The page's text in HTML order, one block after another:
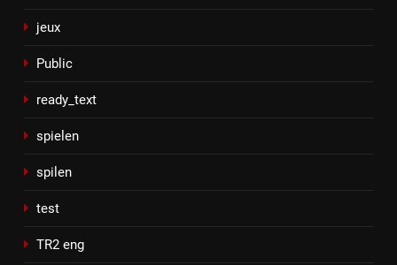
jeux
Public
ready_text
spielen
spilen
test
TR2 eng